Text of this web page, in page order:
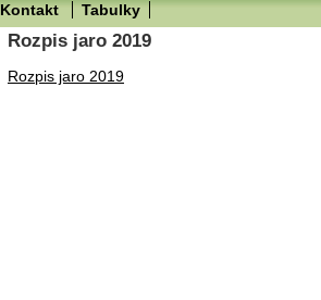
Kontakt
Tabulky
Rozpis jaro 2019
Rozpis jaro 2019